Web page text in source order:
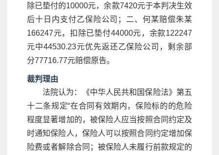
除已垫付的10000元，余款7420元于本判决生效
后十日内支付乙保险公司；二、何某赔偿朱某
166247元，扣除已垫付44000元，余款122247
元中44530.23元优先返还乙保险公司，剩余部
分77716.77元赔偿原告。
裁判理由
法院认为：《中华人民共和国保险法》第五
十二条规定“在合同有效期内，保险标的的危险
程度显著增加的，被保险人应当按照合同约定及
时通知保险人，保险人可以按照合同约定增加保
险费或者解除合同；被保险人未履行前款规定的